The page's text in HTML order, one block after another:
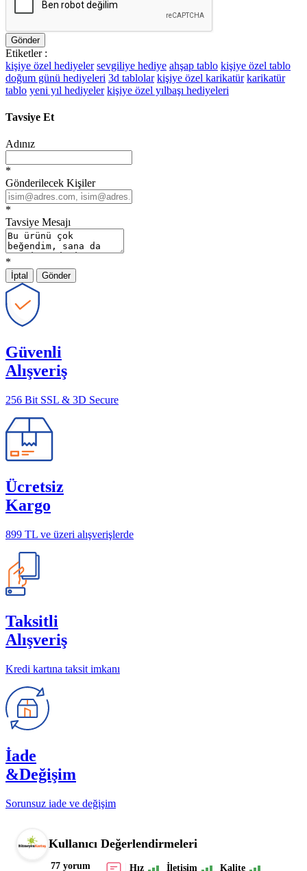
Gönder
Etiketler :
kişiye özel hediyeler sevgiliye hediye ahşap tablo kişiye özel tablo
doğum günü hediyeleri 3d tablolar kişiye özel karikatür karikatür
tablo yeni yıl hediyeler kişiye özel yılbaşı hediyeleri
Tavsiye Et
Adınız
*
Gönderilecek Kişiler
*
Tavsiye Mesajı
*
İptal Gönder
Güvenli
Alışveriş
256 Bit SSL & 3D Secure
Ücretsiz
Kargo
899 TL ve üzeri alışverişlerde
Taksitli
Alışveriş
Kredi kartına taksit imkanı
İade
&Değişim
Sorunsuz iade ve değişim
Kullanıcı Değerlendirmeleri
77 yorum Hız İletişim Kalite